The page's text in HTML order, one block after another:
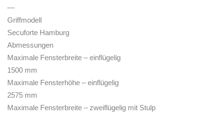
—
Griffmodell
Secuforte Hamburg
Abmessungen
Maximale Fensterbreite – einflügelig
1500 mm
Maximale Fensterhöhe – einflügelig
2575 mm
Maximale Fensterbreite – zweiflügelig mit Stulp